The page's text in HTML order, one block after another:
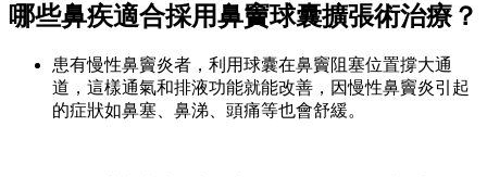
哪些鼻疾適合採用鼻竇球囊擴張術治療？
患有慢性鼻竇炎者，利用球囊在鼻竇阻塞位置撐大通
道，這樣通氣和排液功能就能改善，因慢性鼻竇炎引起
的症狀如鼻塞、鼻涕、頭痛等也會舒緩。